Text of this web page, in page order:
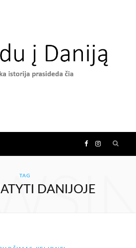
F
c
I
TAG
DANIJOJE